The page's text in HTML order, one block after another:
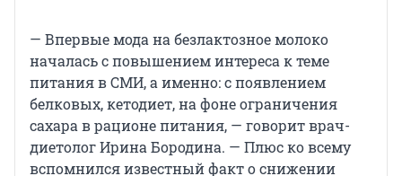
— Впервые мода на безлактозное молоко
началась с повышением интереса к теме
питания в СМИ, а именно: с появлением
белковых, кетодиет, на фоне ограничения
сахара в рационе питания, — говорит врач-
диетолог Ирина Бородина. — Плюс ко всему
вспомнился известный факт о снижении